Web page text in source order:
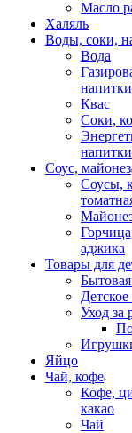
Масло
Халяль
Воды, соки,
Вода
напитки
Квас
Соки,
напитки
Соус, майонез
Соусы,
аджика
Товары для
Уход за
Яйцо
Чай, кофе
Кофе,
какао
Чай